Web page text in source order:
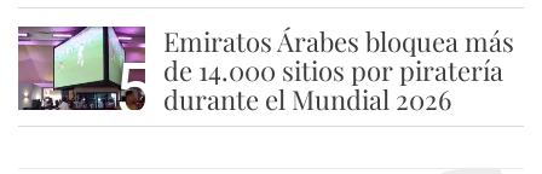
5
Emiratos Árabes bloquea más
de 14.000 sitios por piratería
durante el Mundial 2026